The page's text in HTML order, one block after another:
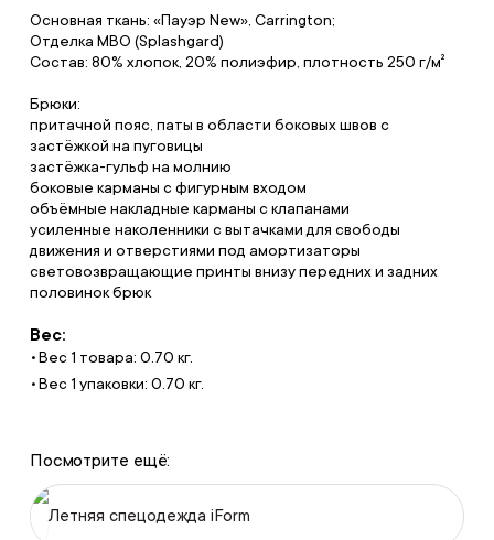
Основная ткань: «Пауэр New», Carrington;
Отделка МВО (Splashgard)
Состав: 80% хлопок, 20% полиэфир, плотность 250 г/м²
Брюки:
притачной пояс, паты в области боковых швов с
застёжкой на пуговицы
застёжка-гульф на молнию
боковые карманы с фигурным входом
объёмные накладные карманы с клапанами
усиленные наколенники с вытачками для свободы
движения и отверстиями под амортизаторы
световозвращающие принты внизу передних и задних
половинок брюк
Вес:
Вес 1 товара: 0.70 кг.
Вес 1 упаковки: 0.70 кг.
Посмотрите ещё:
Летняя спецодежда iForm